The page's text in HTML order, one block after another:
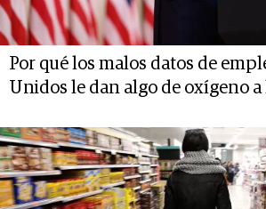
Por qué los malos datos de
Unidos le dan algo de oxígeno